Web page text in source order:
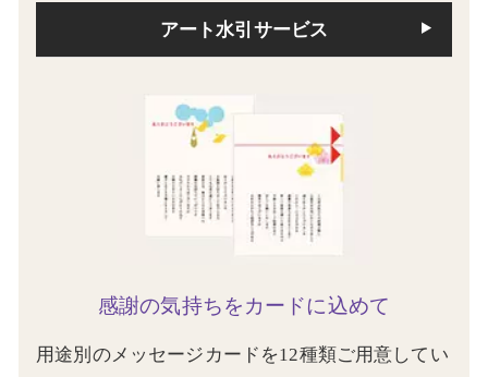
アート水引サービス
感謝の気持ちをカードに込めて
用途別のメッセージカードを12種類ご用意してい